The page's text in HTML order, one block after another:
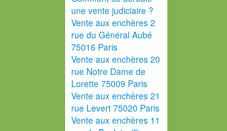
une vente judiciaire ?
Vente aux enchères 2
rue du Général Aubé
75016 Paris
Vente aux enchères 20
rue Notre Dame de
Lorette 75009 Paris
Vente aux enchères 21
rue Levert 75020 Paris
Vente aux enchères 11